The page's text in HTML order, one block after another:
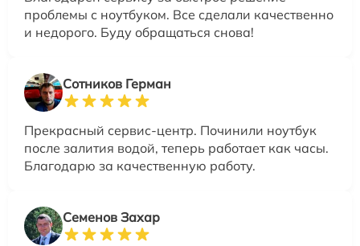
проблемы с ноутбуком. Все сделали качественно
и недорого. Буду обращаться снова!
Сотников Герман
Прекрасный сервис-центр. Починили ноутбук
после залития водой, теперь работает как часы.
Благодарю за качественную работу.
Семенов Захар